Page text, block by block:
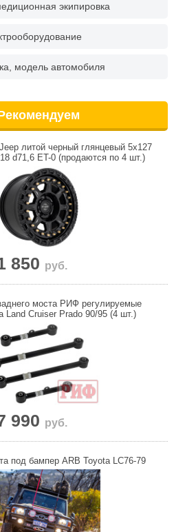
экипировка
модель автомобиля
литой черный глянцевый 5x127
d71,6 ET-0 (продаются по 4 шт.)
850 руб.
моста РИФ регулируемые
Land Cruiser Prado 90/95 (4 шт.)
990 руб.
под бампер ARB Toyota LC76-79